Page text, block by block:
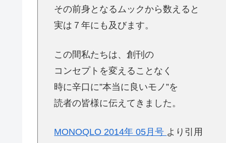
その前身となるムックから数えると
実は７年にも及びます。
この間私たちは、創刊の
コンセプトを変えることなく
時に辛口に”本当に良いモノ”を
読者の皆様に伝えてきました。
MONOQLO 2014年 05月号 より引用